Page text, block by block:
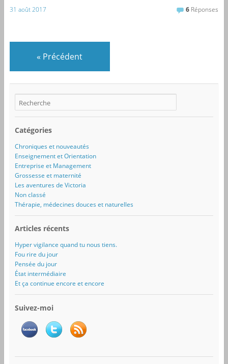
31 août 2017 6 Réponses
« Précédent
Catégories
Chroniques et nouveautés
Enseignement et Orientation
Entreprise et Management
Grossesse et maternité
Les aventures de Victoria
Non classé
Thérapie, médecines douces et naturelles
Articles récents
Hyper vigilance quand tu nous tiens.
Fou rire du jour
Pensée du jour
État intermédiaire
Et ça continue encore et encore
Suivez-moi